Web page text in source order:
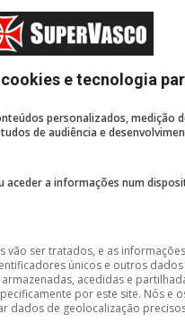
e tecnologia
personalizados, medição
de audiência e
aceder a informações num
vão ser tratados, e as
únicos e outros
acedidas e
por este site. Nós e
dados de geolocalização